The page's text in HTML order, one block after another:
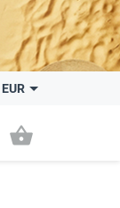
EUR
shopping_basket